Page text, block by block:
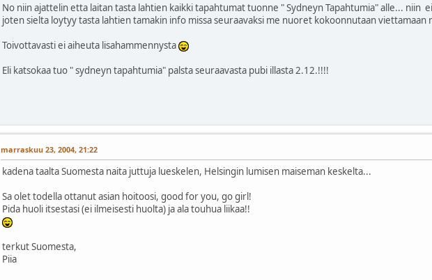
No niin ajattelin etta laitan tasta lahtien kaikki tapahtumat tuonne " Sydneyn Tapahtumia" alle... niin
joten sielta loytyy tasta lahtien tamakin info missa seuraavaksi me nuoret kokoonnutaan viettamaan
Toivottavasti ei aiheuta lisahammennysta
Eli katsokaa tuo " sydneyn tapahtumia" palsta seuraavasta pubi illasta 2.12.!!!!
marraskuu 23, 2004, 21:22
kadena taalta Suomesta naita juttuja lueskelen, Helsingin lumisen maiseman keskelta...
Sa olet todella ottanut asian hoitoosi, good for you, go girl!
Pida huoli itsestasi (ei ilmeisesti huolta) ja ala touhua liikaa!!
terkut Suomesta,
Piia